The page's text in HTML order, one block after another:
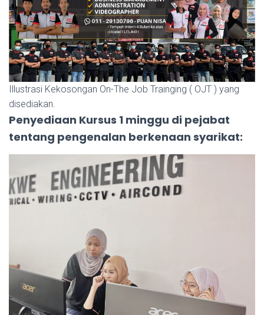
Illustrasi Kekosongan On-The Job Trainging ( OJT ) yang
disediakan.
Penyediaan Kursus 1 minggu di pejabat
tentang pengenalan berkenaan syarikat: